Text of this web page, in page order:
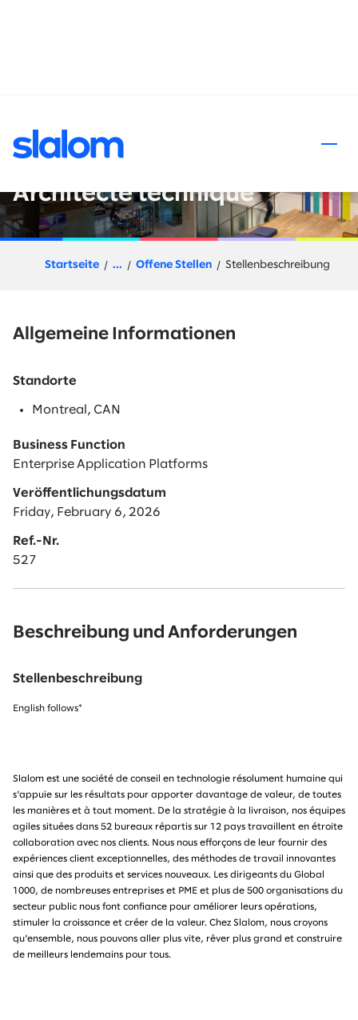
Salesforce Technical
Architecte technique
Startseite ... Offene Stellen Stellenbeschreibung
Allgemeine Informationen
Standorte
Montreal, CAN
Business Function
Enterprise Application Platforms
Veröffentlichungsdatum
Friday, February 6, 2026
Ref.-Nr.
527
Beschreibung und Anforderungen
Stellenbeschreibung
English follows*
Slalom est une société de conseil en technologie résolument humaine qui
s'appuie sur les résultats pour apporter davantage de valeur, de toutes
les manières et à tout moment. De la stratégie à la livraison, nos équipes
agiles situées dans 52 bureaux répartis sur 12 pays travaillent en étroite
collaboration avec nos clients. Nous nous efforçons de leur fournir des
expériences client exceptionnelles, des méthodes de travail innovantes
ainsi que des produits et services nouveaux. Les dirigeants du Global
1000, de nombreuses entreprises et PME et plus de 500 organisations du
secteur public nous font confiance pour améliorer leurs opérations,
stimuler la croissance et créer de la valeur. Chez Slalom, nous croyons
qu'ensemble, nous pouvons aller plus vite, rêver plus grand et construire
de meilleurs lendemains pour tous.